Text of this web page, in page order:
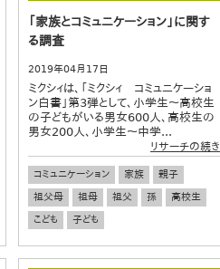
「家族とコミュニケーション」に関す
る調査
2019年04月17日
ミクシィは、「ミクシィ コミュニケーショ
ン白書」第3弾として、小学生～高校生
の子どもがいる男女600人、高校生の
男女200人、小学生～中学...
リサーチの続き
コミュニケーション 家族
親子
祖父母
祖母 祖父 孫
高校生
こども
子ども